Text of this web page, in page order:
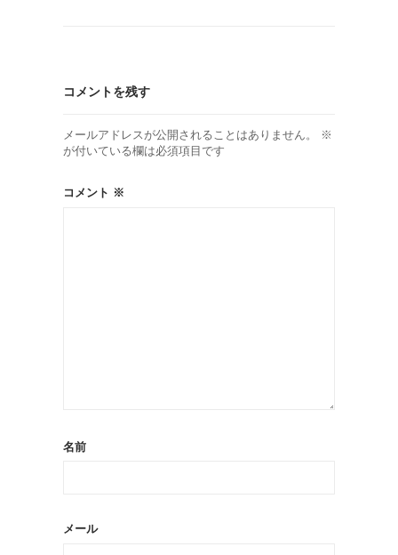
コメントを残す
メールアドレスが公開されることはありません。
※
が付いている欄は必須項目です
コメント ※
名前
メール